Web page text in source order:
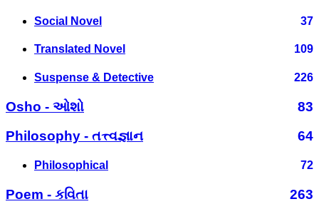
Social Novel 37
Translated Novel 109
Suspense & Detective 226
Osho - ઓશો
83
Philosophy - તત્ત્વજ્ઞાન
64
Philosophical 72
Poem - કવિતા
263